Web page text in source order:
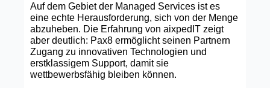
Auf dem Gebiet der Managed Services ist es
eine echte Herausforderung, sich von der Menge
abzuheben. Die Erfahrung von aixpedIT zeigt
aber deutlich: Pax8 ermöglicht seinen Partnern
Zugang zu innovativen Technologien und
erstklassigem Support, damit sie
wettbewerbsfähig bleiben können.